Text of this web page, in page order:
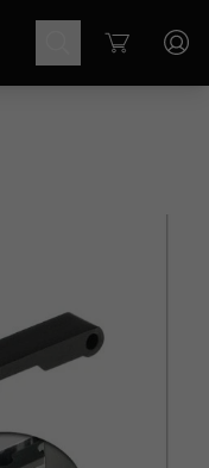
Cart